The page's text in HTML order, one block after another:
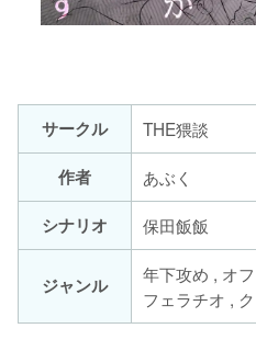
サークル
THE猥談
作者
あぶく
シナリオ
保田飯飯
ジャンル
年下攻め , オ
フェラチオ ,